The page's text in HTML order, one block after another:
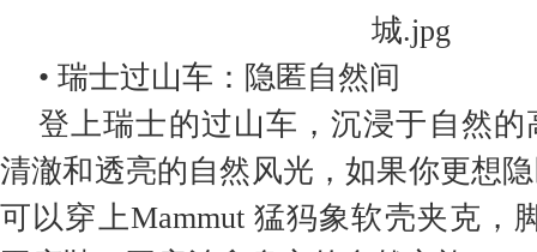
• 瑞士过山车：隐匿自然间
登上瑞士的过山车，沉浸于自然
清澈和透亮的自然风光，如果你更想
可以穿上Mammut 猛犸象软壳夹克，